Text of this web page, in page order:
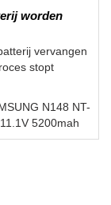
worden
vervangen
stopt
N148 NT-
5200mah